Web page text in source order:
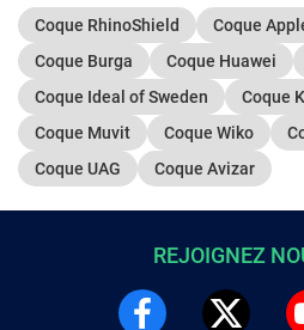
Coque RhinoShield Coque
Coque Burga
Coque Huawei
Coque Ideal of Sweden
Coque
Coque Muvit
Coque Wiko
Coque UAG
Coque Avizar
REJOIGNEZ